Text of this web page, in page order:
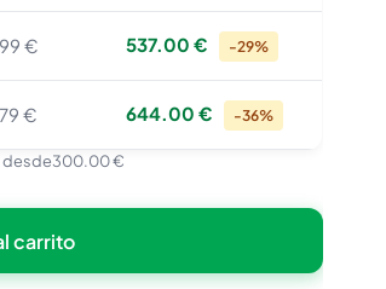
€ 537.00 € -29%
€ 644.00 € -36%
desde300.00 €
carrito